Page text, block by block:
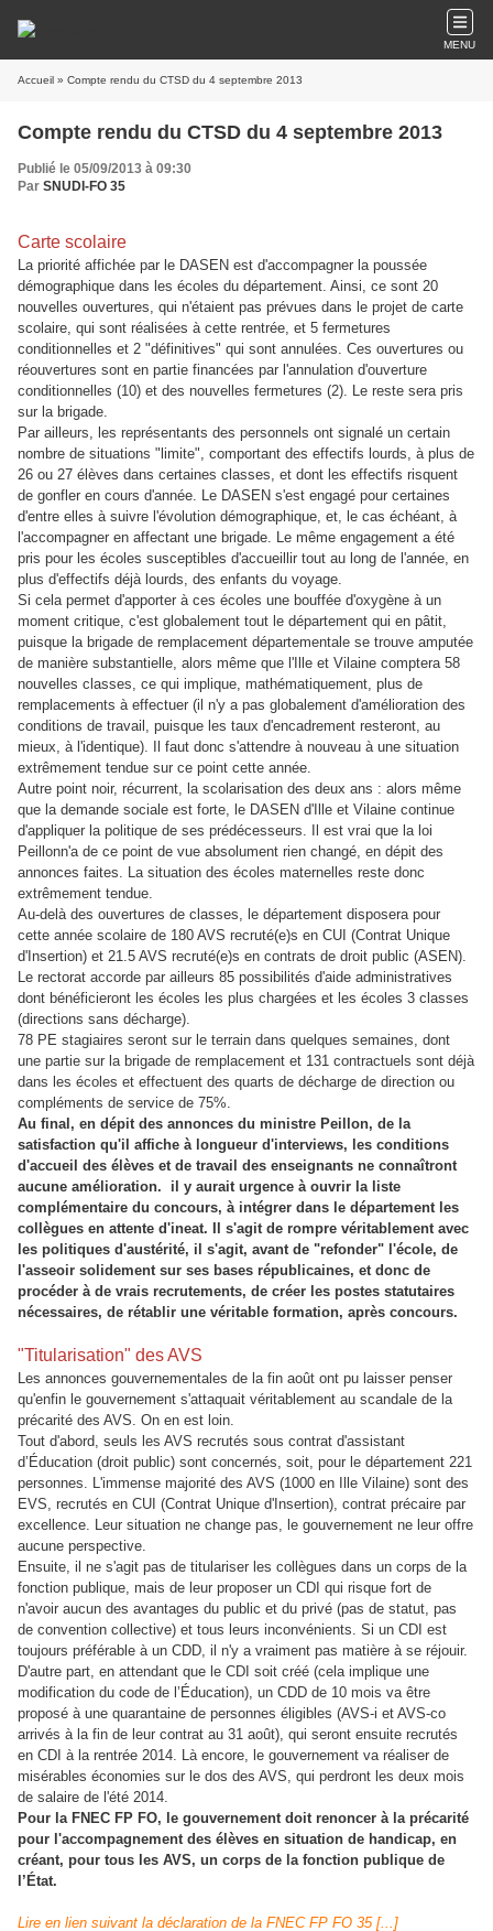
MENU
Accueil » Compte rendu du CTSD du 4 septembre 2013
Compte rendu du CTSD du 4 septembre 2013
Publié le 05/09/2013 à 09:30
Par SNUDI-FO 35
Carte scolaire
La priorité affichée par le DASEN est d'accompagner la poussée
démographique dans les écoles du département. Ainsi, ce sont 20
nouvelles ouvertures, qui n'étaient pas prévues dans le projet de carte
scolaire, qui sont réalisées à cette rentrée, et 5 fermetures
conditionnelles et 2 "définitives" qui sont annulées. Ces ouvertures ou
réouvertures sont en partie financées par l'annulation d'ouverture
conditionnelles (10) et des nouvelles fermetures (2). Le reste sera pris
sur la brigade.
Par ailleurs, les représentants des personnels ont signalé un certain
nombre de situations "limite", comportant des effectifs lourds, à plus de
26 ou 27 élèves dans certaines classes, et dont les effectifs risquent
de gonfler en cours d'année. Le DASEN s'est engagé pour certaines
d'entre elles à suivre l'évolution démographique, et, le cas échéant, à
l'accompagner en affectant une brigade. Le même engagement a été
pris pour les écoles susceptibles d'accueillir tout au long de l'année, en
plus d'effectifs déjà lourds, des enfants du voyage.
Si cela permet d'apporter à ces écoles une bouffée d'oxygène à un
moment critique, c'est globalement tout le département qui en pâtit,
puisque la brigade de remplacement départementale se trouve amputée
de manière substantielle, alors même que l'Ille et Vilaine comptera 58
nouvelles classes, ce qui implique, mathématiquement, plus de
remplacements à effectuer (il n'y a pas globalement d'amélioration des
conditions de travail, puisque les taux d'encadrement resteront, au
mieux, à l'identique). Il faut donc s'attendre à nouveau à une situation
extrêmement tendue sur ce point cette année.
Autre point noir, récurrent, la scolarisation des deux ans : alors même
que la demande sociale est forte, le DASEN d'Ille et Vilaine continue
d'appliquer la politique de ses prédécesseurs. Il est vrai que la loi
Peillonn'a de ce point de vue absolument rien changé, en dépit des
annonces faites. La situation des écoles maternelles reste donc
extrêmement tendue.
Au-delà des ouvertures de classes, le département disposera pour
cette année scolaire de 180 AVS recruté(e)s en CUI (Contrat Unique
d'Insertion) et 21.5 AVS recruté(e)s en contrats de droit public (ASEN).
Le rectorat accorde par ailleurs 85 possibilités d'aide administratives
dont bénéficieront les écoles les plus chargées et les écoles 3 classes
(directions sans décharge).
78 PE stagiaires seront sur le terrain dans quelques semaines, dont
une partie sur la brigade de remplacement et 131 contractuels sont déjà
dans les écoles et effectuent des quarts de décharge de direction ou
compléments de service de 75%.
Au final, en dépit des annonces du ministre Peillon, de la
satisfaction qu'il affiche à longueur d'interviews, les conditions
d'accueil des élèves et de travail des enseignants ne connaîtront
aucune amélioration. il y aurait urgence à ouvrir la liste
complémentaire du concours, à intégrer dans le département les
collègues en attente d'ineat. Il s'agit de rompre véritablement avec
les politiques d'austérité, il s'agit, avant de "refonder" l'école, de
l'asseoir solidement sur ses bases républicaines, et donc de
procéder à de vrais recrutements, de créer les postes statutaires
nécessaires, de rétablir une véritable formation, après concours.
"Titularisation" des AVS
Les annonces gouvernementales de la fin août ont pu laisser penser
qu'enfin le gouvernement s'attaquait véritablement au scandale de la
précarité des AVS. On en est loin.
Tout d'abord, seuls les AVS recrutés sous contrat d'assistant
d’Éducation (droit public) sont concernés, soit, pour le département 221
personnes. L'immense majorité des AVS (1000 en Ille Vilaine) sont des
EVS, recrutés en CUI (Contrat Unique d'Insertion), contrat précaire par
excellence. Leur situation ne change pas, le gouvernement ne leur offre
aucune perspective.
Ensuite, il ne s'agit pas de titulariser les collègues dans un corps de la
fonction publique, mais de leur proposer un CDI qui risque fort de
n'avoir aucun des avantages du public et du privé (pas de statut, pas
de convention collective) et tous leurs inconvénients. Si un CDI est
toujours préférable à un CDD, il n'y a vraiment pas matière à se réjouir.
D'autre part, en attendant que le CDI soit créé (cela implique une
modification du code de l’Éducation), un CDD de 10 mois va être
proposé à une quarantaine de personnes éligibles (AVS-i et AVS-co
arrivés à la fin de leur contrat au 31 août), qui seront ensuite recrutés
en CDI à la rentrée 2014. Là encore, le gouvernement va réaliser de
misérables économies sur le dos des AVS, qui perdront les deux mois
de salaire de l'été 2014.
Pour la FNEC FP FO, le gouvernement doit renoncer à la précarité
pour l'accompagnement des élèves en situation de handicap, en
créant, pour tous les AVS, un corps de la fonction publique de
l’État.
Lire en lien suivant la déclaration de la FNEC FP FO 35 [...]